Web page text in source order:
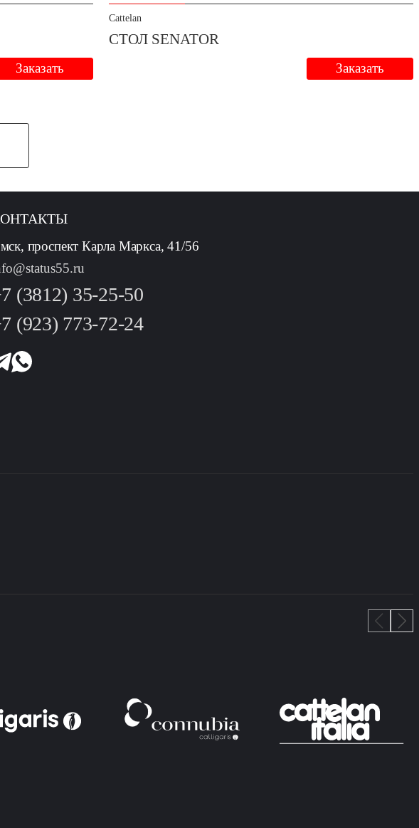
Заказать
Cattelan
СТОЛ SENATOR
Заказать
проспект Карла Маркса, 41/56
(3812) 35-25-50
(923) 773-72-24